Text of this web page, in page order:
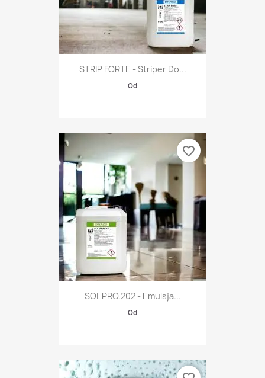
STRIP FORTE - Striper Do...
Od
SOL PRO.202 - Emulsja...
Od
favorite_border